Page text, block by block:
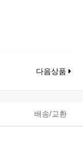
다음상품
배송/교환